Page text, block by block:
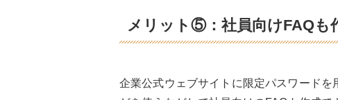
メリット⑤：社員向けFAQも
企業公式ウェブサイトに限定パスワード